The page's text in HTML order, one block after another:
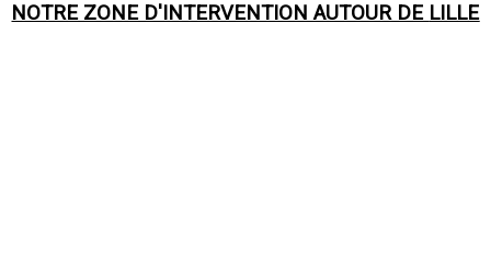
NOTRE ZONE D'INTERVENTION AUTOUR DE LILLE